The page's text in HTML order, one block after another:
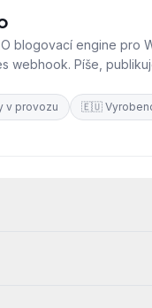
blogovací engine pro
webhook. Píše,
v provozu 🇪🇺